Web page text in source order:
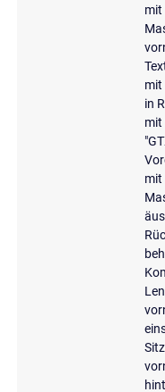
mit
mit
in
mit
mit